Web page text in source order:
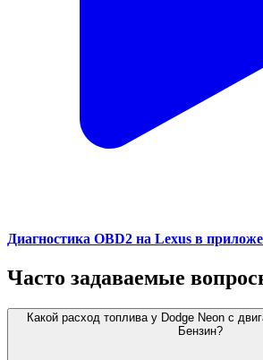
Диагностика OBD2 на Lexus в
Часто задаваемые
Какой расход топлива у Dodge Neon с
Бензин?